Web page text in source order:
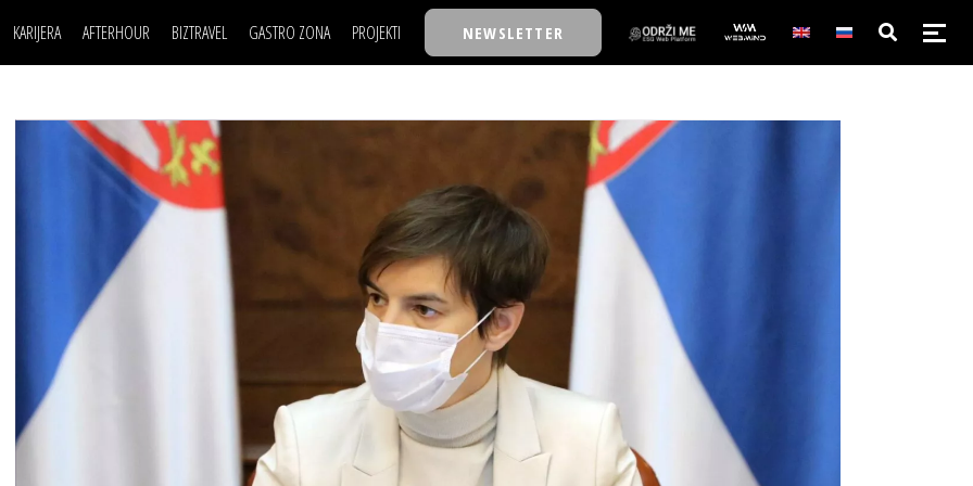
KARIJERA
LJUDI (HR)
MOJ UGAO
AFTERHOUR
KNJIGE
AUTO SVET
WELLBEING
BIZTRAVEL GASTRO ZONA PROJEKTI
TASTY TALKS
BACK TO OFFICE/SCHOOL
BIZBENDOVI
BIZKOLEGIJUM
BMW BIZNIS LIGA
BIZLIFE WEEK
IZJAVA GODINE
NEWSLETTER
POSAO
MOJ UGAO
USAVRŠAVANJE
FILM I SCENA
AUTO SVET
STIL
WELLBEING
NAJKOLEGA
30 ISPOD 30
BIZBENDOVI
BIZKOLEGIJUM
BMW BIZNIS LIGA
BIZLIFE WEEK
IZJAVA GODINE